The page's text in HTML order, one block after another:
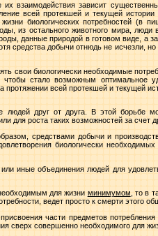
взаимодействия зависит
всей протекшей и текущей истории
биологических потребностей (в
из остального животного мира, люди
данные природой в готовом виде, а
средства добычи отнюдь не исчезли, но
свои биологически необходимые
стало возможным оптимальное
всей протекшей и текущей
людей друг от друга. В этой борьбе
для роста таких возможностей за счет
средствами добычи и
биологически необходимых
иные объединения людей для
для жизни минимумом , то в
ведет просто к смерти этого
части предметов потребления
сверх совершенно необходимого для